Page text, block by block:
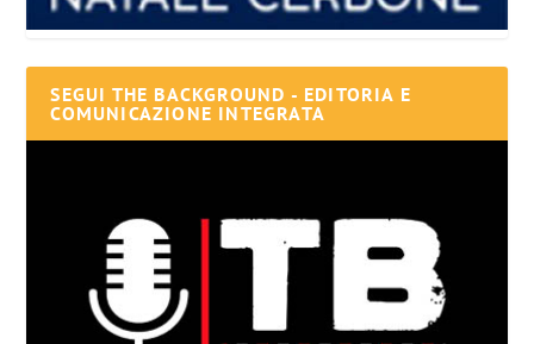
SEGUI THE BACKGROUND - EDITORIA E
COMUNICAZIONE INTEGRATA